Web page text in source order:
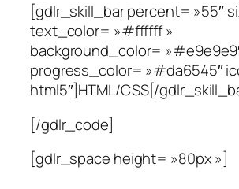
[gdlr_skill_bar percent= »55″
text_color= »#ffffff »
background_color=
progress_color= »#da6545″
html5″]HTML/CSS[/
[/gdlr_code]
[gdlr_space height= »80px »]